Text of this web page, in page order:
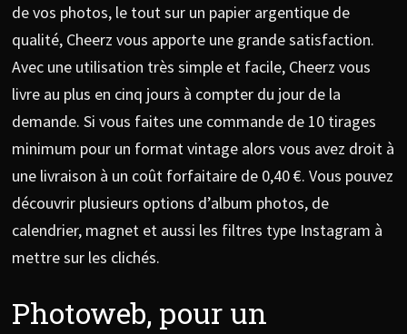
de vos photos, le tout sur un papier argentique de
qualité, Cheerz vous apporte une grande satisfaction.
Avec une utilisation très simple et facile, Cheerz vous
livre au plus en cinq jours à compter du jour de la
demande. Si vous faites une commande de 10 tirages
minimum pour un format vintage alors vous avez droit à
une livraison à un coût forfaitaire de 0,40 €. Vous pouvez
découvrir plusieurs options d’album photos, de
calendrier, magnet et aussi les filtres type Instagram à
mettre sur les clichés.
Photoweb, pour un